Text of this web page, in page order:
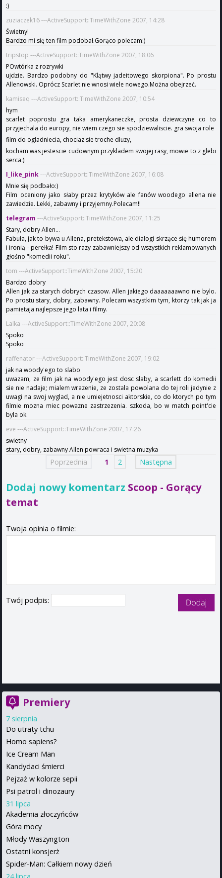
:)
zuziaczek16 ---ActiveSupport::TimeWithZone 2007, 14:28
Świetny!
Bardzo mi się ten film podobał.Gorąco polecam:)
tripstop ---ActiveSupport::TimeWithZone 2007, 18:06
POwtórka z rozrywki
ujdzie. Bardzo podobny do "Klątwy jadeitowego skorpiona". Po prostu
Allenowski. Oprócz Scarlet nie wnosi wiele nowego.Można obejrzeć.
kamiseq ---ActiveSupport::TimeWithZone 2007, 10:54
hym
scarlet poprostu gra taka amerykaneczke, prosta dziewczyne co to
przyjechala do europy, nie wiem czego sie spodziewaliscie. gra swoja role
film do ogladniecia, chociaz sie troche dluzy,
kocham was jestescie cudownym przykladem swojej rasy, mowie to z glebi
serca:)
I_like_pink---ActiveSupport::TimeWithZone 2007, 16:08
Mnie się podbało:)
Film oceniony jako słaby przez krytyków ale fanów woodego allena nie
zawiedzie. Lekki, zabawny i przyjemny.Polecam!!
telegram ---ActiveSupport::TimeWithZone 2007, 11:25
Stary, dobry Allen...
Fabuła, jak to bywa u Allena, pretekstowa, ale dialogi skrzące się humorem
i ironią - perełka! Film sto razy zabawniejszy od wszystkich reklamowanych
głośno "komedii roku".
tom ---ActiveSupport::TimeWithZone 2007, 15:20
Bardzo dobry
Allen jak za starych dobrych czasow. Allen jakiego daaaaaaawno nie bylo.
Po prostu stary, dobry, zabawny. Polecam wszystkim tym, ktorzy tak jak ja
pamietaja najlepsze jego lata i filmy.
Lalka ---ActiveSupport::TimeWithZone 2007, 20:08
Spoko
Spoko
raffenator ---ActiveSupport::TimeWithZone 2007, 19:02
jak na woody'ego to slabo
uwazam, ze film jak na woody'ego jest dosc slaby, a scarlett do komedii
sie nie nadaje; mialem wrazenie, ze zostala powolana do tej roli jedynie z
uwagi na swoj wyglad, a nie umiejetnosci aktorskie, co do ktorych po tym
filmie mozna miec powazne zastrzezenia. szkoda, bo w match point'cie
byla ok.
eve ---ActiveSupport::TimeWithZone 2007, 17:26
swietny
stary, dobry, zabawny Allen powraca i swietna muzyka
Poprzednia 1 2 Następna
Dodaj nowy komentarz Scoop - Gorący
temat
Twoja opinia o filmie:
Twój podpis:
Premiery
7 sierpnia
Do utraty tchu
Homo sapiens?
Ice Cream Man
Kandydaci śmierci
Pejzaż w kolorze sepii
Psi patrol i dinozaury
31 lipca
Akademia złoczyńców
Góra mocy
Młody Waszyngton
Ostatni konsjerż
Spider-Man: Całkiem nowy dzień